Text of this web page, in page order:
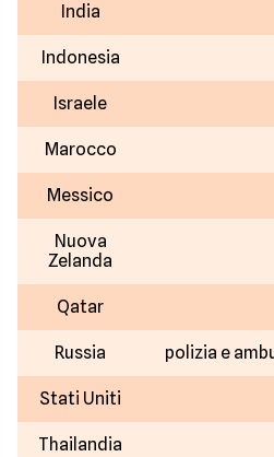
India
Indonesia
Israele
Marocco
Messico
Nuova
Zelanda
Qatar
Russia polizia e
Stati Uniti
Thailandia